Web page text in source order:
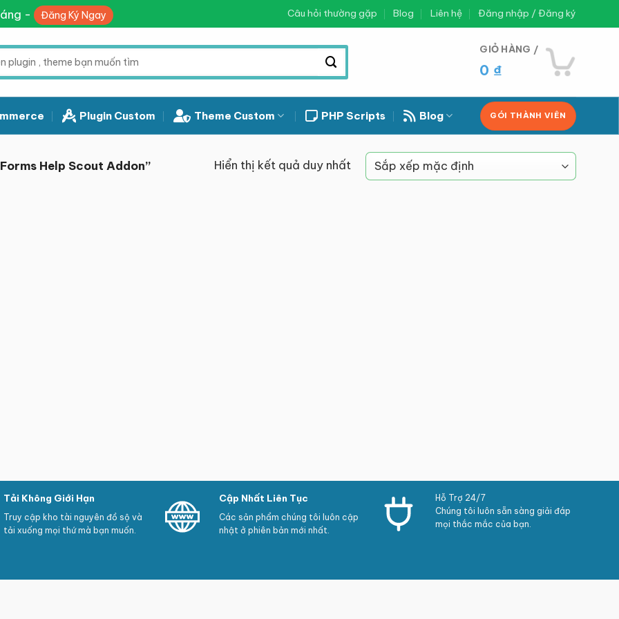
- Đăng Ký Ngay Câu hỏi thường gặp Blog Liên hệ Đăng nhập / Đăng ký
GIỎ HÀNG /
0 ₫
Plugin Custom Theme Custom PHP Scripts Blog GÓI THÀNH VIÊN
Help Scout Addon” Hiển thị kết quả duy nhất
Tải Không Giới Hạn
Truy cập kho tài nguyên đồ sộ và
tải xuống mọi thứ mà bạn muốn.
Cập Nhất Liên Tục
Các sản phẩm chúng tôi luôn cập
nhật ở phiên bản mới nhất.
Hỗ Trợ 24/7
Chúng tôi luôn sẵn sàng giải đáp
mọi thắc mắc của bạn.